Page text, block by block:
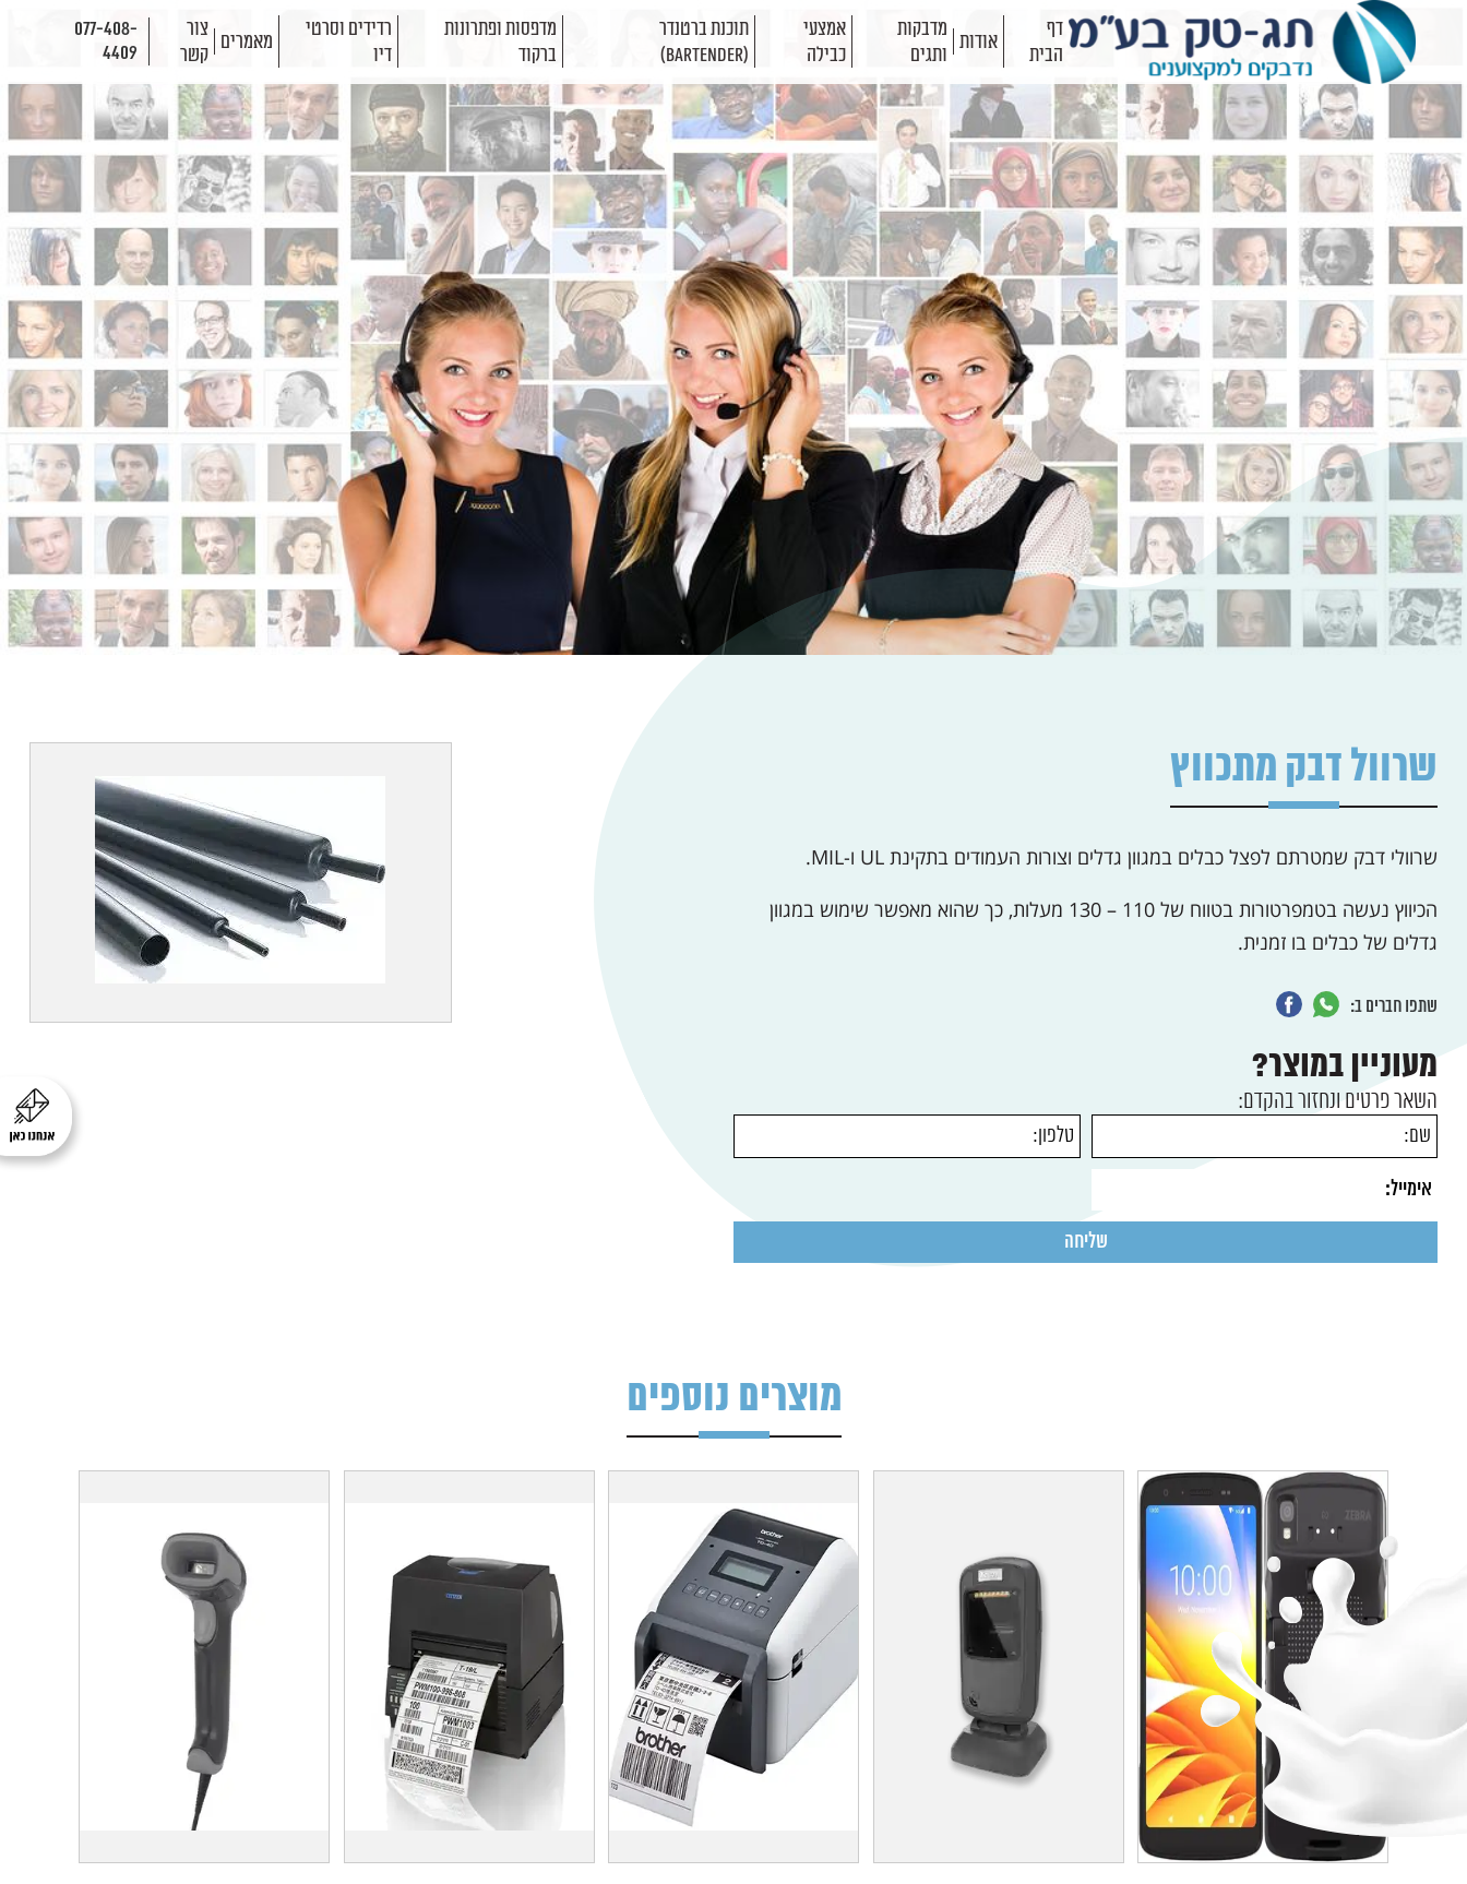
דף
הבית
אודות
מדבקות
ותגים
אמצעי
כבילה
תוכנת ברטנדר
(BarTender)
מדפסות ופתרונות
ברקוד
רדידים וסרטי
דיו
מאמרים
צור
קשר
077-408-
4409
שרוול דבק מתכווץ
שרוולי דבק שמטרתם לפצל כבלים במגוון גדלים וצורות העמודים בתקינת UL ו-MIL.
הכיווץ נעשה בטמפרטורות בטווח של 110 – 130 מעלות, כך שהוא מאפשר שימוש במגוון
גדלים של כבלים בו זמנית.
שתפו חברים ב:
מעוניין במוצר?
השאר פרטים ונחזור בהקדם:
מוצרים נוספים